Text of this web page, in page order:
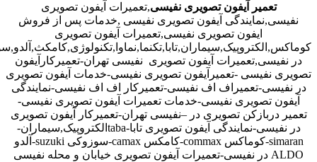
تعمیر آیفون تصویری نفیسی,تعمیرات آیفون تصویری
نفیسی,نمایندگی آیفون تصویری نفیسی ,خدمات پس از فروش
ایفون تصویری نفیسی,تعمیرات آیفون تصویری
در نفیسی,تعمیرات آیفون تصویری نفیسی تهران-تعمیرکارآیفون
تصویری نفیسی -تعمیرآیفون تصویری نفیسی-خدمات آیفون تصویری
در نفیسی-تعمیراف اف نفیسی-تعمیرکار اف اف نفیسی-نمایندگی
آیفون تصویری نفیسی-خدمات تعمیرات آیفون تصویری نفیسی-
تعمیر دربازکن تصویری در –نفیسی تهران-تعمیرکار آیفون تصویری
در نفیسی-نمایندگی آیفون تصویری تابا-tabaالکتروپیک,سیماران-
simaran-کوماکس commax-کامکس camax-سوزوکی suzuki-آلدو
ALDO در نفیسی-تعمیرات آیفون تصویری خیابان و محله نفیسی